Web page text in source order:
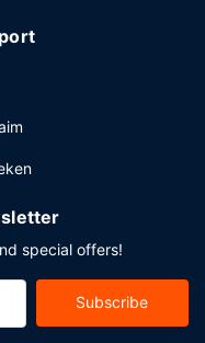
Az autóval érkező
parkolás biztosított a
special offers!
Subscribe